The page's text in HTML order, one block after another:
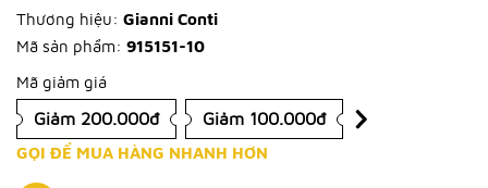
Thương hiệu: Gianni Conti
Mã sản phẩm: 915151-10
Mã giảm giá
Giảm 200.000đ Giảm 100.000đ
GỌI ĐỂ MUA HÀNG NHANH HƠN